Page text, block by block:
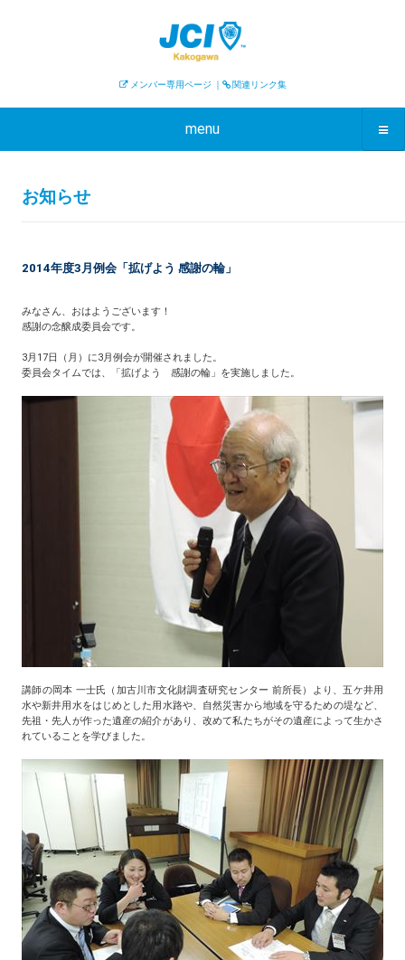
メンバー専用ページ ｜ 関連リンク集
menu
お知らせ
2014年度3月例会「拡げよう 感謝の輪」
みなさん、おはようございます！
感謝の念醸成委員会です。
3月17日（月）に3月例会が開催されました。
委員会タイムでは、「拡げよう 感謝の輪」を実施しました。
講師の岡本 一士氏（加古川市文化財調査研究センター 前所長）より、五ケ井用
水や新井用水をはじめとした用水路や、自然災害から地域を守るための堤など、
先祖・先人が作った遺産の紹介があり、改めて私たちがその遺産によって生かさ
れていることを学びました。